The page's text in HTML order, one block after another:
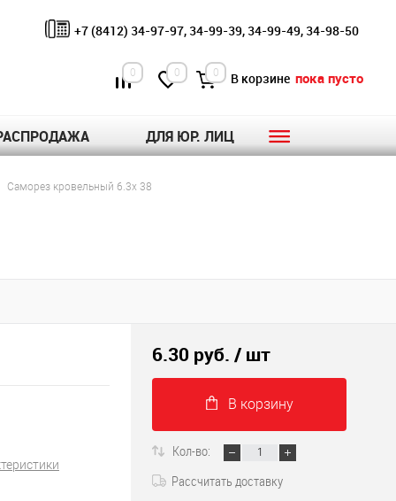
+7 (8412) 34-97-97, 34-99-39, 34-99-49, 34-98-50
0 0 0 В корзине пока пусто
ДЛЯ ЮР. ЛИЦ
Саморез кровельный 6.3х 38
6.30 руб. / шт
В корзину
Кол-во:
Рассчитать доставку